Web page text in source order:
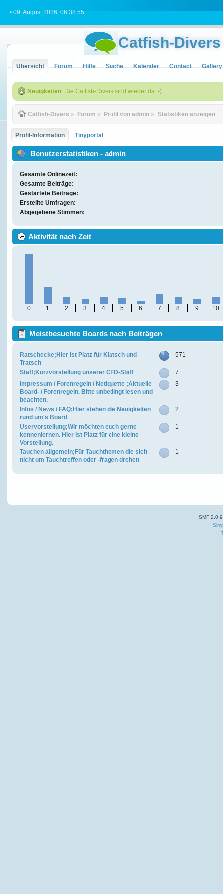
• 09. August 2026, 06:38:55
Catfish-Divers
Übersicht Forum Hilfe Suche Kalender Contact Gallery
Neuigkeiten: Die Catfish-Divers sind wieder da :-)
Catfish-Divers » Forum » Profil von admin » Statistiken anzeigen
Profil-Information Tinyportal
Benutzerstatistiken - admin
Gesamte Onlinezeit:
Gesamte Beiträge:
Gestartete Beiträge:
Erstellte Umfragen:
Abgegebene Stimmen:
Aktivität nach Zeit
0 1 2 3 4 5 6 7 8 9 10
Meistbesuchte Boards nach Beiträgen
Ratschecke;Hier ist Platz für Klatsch und
Tratsch
571
Staff;Kurzvorstellung unserer CFD-Staff
7
Impressum / Forenregeln / Netiquette ;Aktuelle
Board- / Forenregeln. Bitte unbedingt lesen und
beachten.
3
Infos / News / FAQ;Hier stehen die Neuigkeiten
rund um's Board
2
Uservorstellung;Wir möchten euch gerne
kennenlernen. Hier ist Platz für eine kleine
Vorstellung.
1
Tauchen allgemein;Für Tauchthemen die sich
nicht um Tauchtreffen oder -fragen drehen
1
SMF 2.0.9